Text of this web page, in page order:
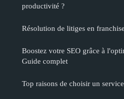
productivité ?
Résolution de litiges en
Boostez votre SEO grâce à
Guide complet
Top raisons de choisir un